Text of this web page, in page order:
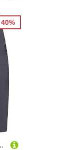
Gr S blau/grau